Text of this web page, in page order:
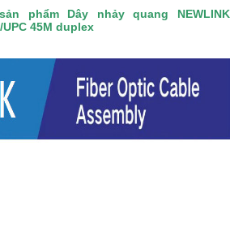
phẩm Dây nhảy quang NEWLINK
45M duplex